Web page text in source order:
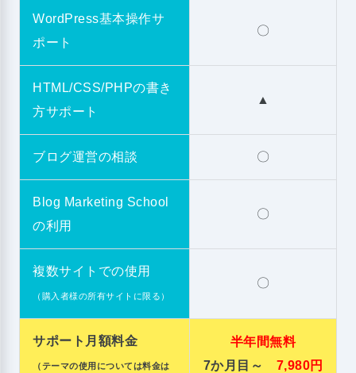
WordPress基本操作サ
ポート
〇
HTML/CSS/PHPの書き
方サポート
▲
ブログ運営の相談 〇
Blog Marketing School
の利用
〇
複数サイトでの使用
（購入者様の所有サイトに限る）
〇
サポート月額料金
（テーマの使用については料金は
半年間無料
7か月目～ 7,980円